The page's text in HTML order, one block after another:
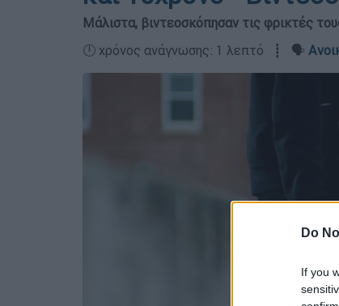
Do
If you
Μάλιστα, βιντεοσκόπησαν τις φρικτές
🕛 χρόνος ανάγνωσης: 1 λεπτό ┋ 🗣️